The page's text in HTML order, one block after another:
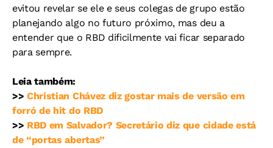
evitou revelar se ele e seus colegas de grupo estão
planejando algo no futuro próximo, mas deu a
entender que o RBD dificilmente vai ficar separado
para sempre.
Leia também:
>>Christian Chávez diz gostar mais de versão em
forró de hit do RBD
>> RBD em Salvador? Secretário diz que cidade está
de “portas abertas”